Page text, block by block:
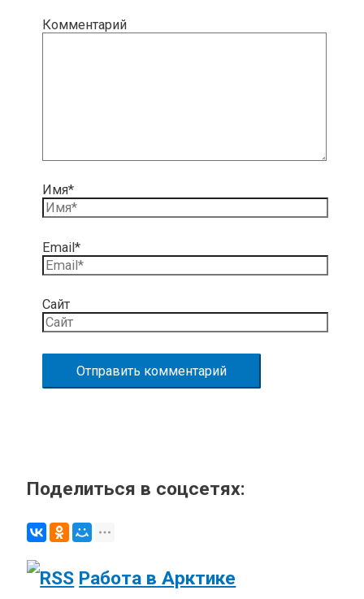
Комментарий
Имя*
Email*
Сайт
Поделиться в соцсетях:
Работа в Арктике